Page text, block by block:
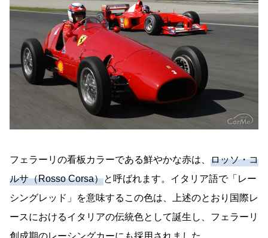
フェラーリの看板カラーである鮮やかな赤は、 ロッソ・コ
ルサ（Rosso Corsa）と呼ばれます。イタリア語で「レー
シングレッド」を意味するこの色は、上述のとおり国際レ
ースにおけるイタリアの伝統色として誕生し、フェラーリ
創成期のレーシングカーにも採用されました。